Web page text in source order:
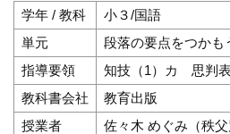
学年 / 教科
小３/国語
単元
段落の要点をつかも
指導要領
知技（1）カ 思判
教科書会社
教育出版
授業者
佐々木 めぐみ（秩父